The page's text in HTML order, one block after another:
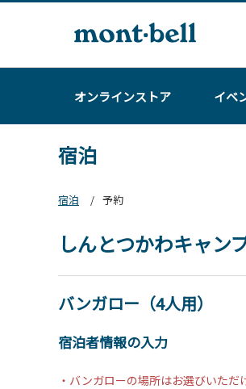
オンラインストア イベ
宿泊
宿泊
予約
しんとつかわキャン
バンガロー（4人用）
宿泊者情報の入力
・バンガローの場所はお選びいただ